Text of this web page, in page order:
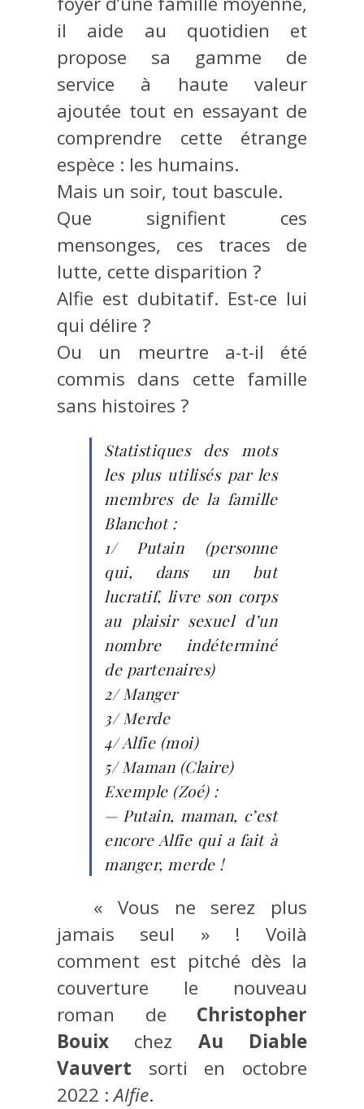
il aide au quotidien et
propose sa gamme de
service à haute valeur
ajoutée tout en essayant de
comprendre cette étrange
espèce : les humains.
Mais un soir, tout bascule.
Que signifient ces
mensonges, ces traces de
lutte, cette disparition ?
Alfie est dubitatif. Est-ce lui
qui délire ?
Ou un meurtre a-t-il été
commis dans cette famille
sans histoires ?
Statistiques des mots
les plus utilisés par les
membres de la famille
Blanchot :
1/ Putain (personne
qui, dans un but
lucratif, livre son corps
au plaisir sexuel d’un
nombre indéterminé
de partenaires)
2/ Manger
3/ Merde
4/ Alfie (moi)
5/ Maman (Claire)
Exemple (Zoé) :
— Putain, maman, c’est
encore Alfie qui a fait à
manger, merde !
« Vous ne serez plus
jamais seul » ! Voilà
comment est pitché dès la
couverture le nouveau
roman de Christopher
Bouix chez Au Diable
Vauvert sorti en octobre
2022 :Alfie.